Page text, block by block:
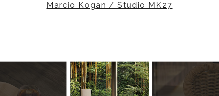
Marcio Kogan / Studio MK27